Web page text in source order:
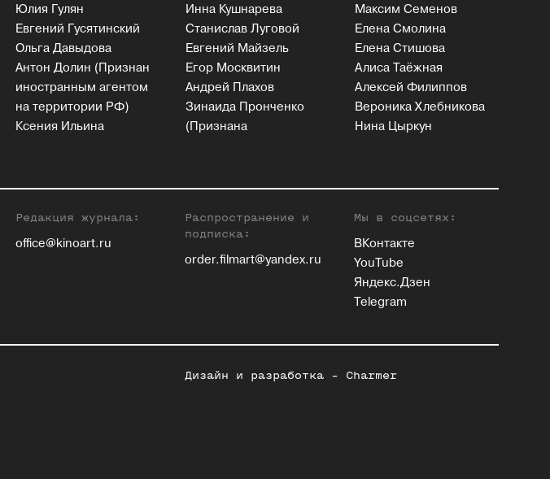
Юлия Гулян
Евгений Гусятинский
Ольга Давыдова
Антон Долин (Признан
иностранным агентом
на территории РФ)
Ксения Ильина
Инна Кушнарева
Станислав Луговой
Евгений Майзель
Егор Москвитин
Андрей Плахов
Зинаида Пронченко
(Признана
Максим Семенов
Елена Смолина
Елена Стишова
Алиса Таёжная
Алексей Филиппов
Вероника Хлебникова
Нина Цыркун
Редакция журнала:
office@kinoart.ru
Распространение и
подписка:
order.filmart@yandex.ru
Мы в соцсетях:
ВКонтакте
YouTube
Яндекс.Дзен
Telegram
Дизайн и разработка - Charmer